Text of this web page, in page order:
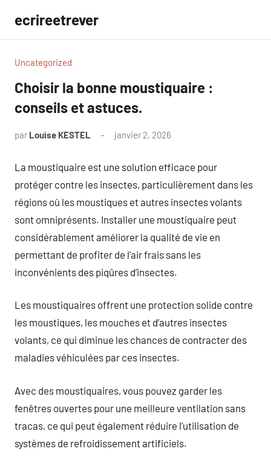
contenu
ecrireetrever
Uncategorized
Choisir la bonne moustiquaire :
conseils et astuces.
par Louise KESTEL janvier 2, 2026
La moustiquaire est une solution efficace pour
protéger contre les insectes, particulièrement dans les
régions où les moustiques et autres insectes volants
sont omniprésents. Installer une moustiquaire peut
considérablement améliorer la qualité de vie en
permettant de profiter de l’air frais sans les
inconvénients des piqûres d’insectes.
Les moustiquaires offrent une protection solide contre
les moustiques, les mouches et d’autres insectes
volants, ce qui diminue les chances de contracter des
maladies véhiculées par ces insectes.
Avec des moustiquaires, vous pouvez garder les
fenêtres ouvertes pour une meilleure ventilation sans
tracas, ce qui peut également réduire l’utilisation de
systèmes de refroidissement artificiels.